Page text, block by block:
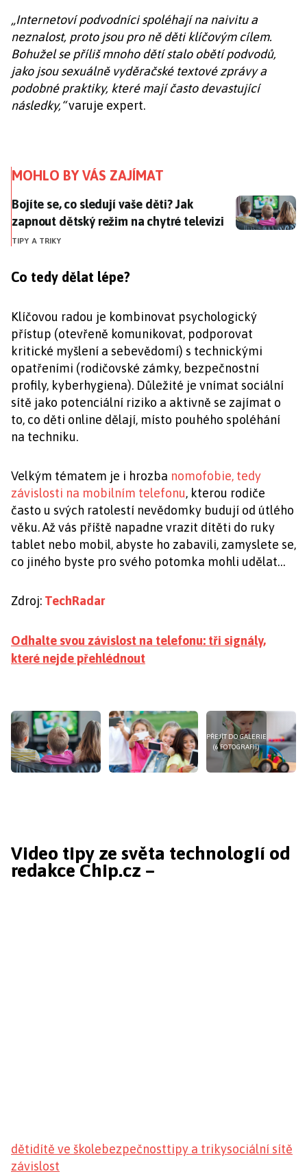
„Internetoví podvodníci spoléhají na naivitu a
neznalost, proto jsou pro ně děti klíčovým cílem.
Bohužel se příliš mnoho dětí stalo obětí podvodů,
jako jsou sexuálně vyděračské textové zprávy a
podobné praktiky, které mají často devastující
následky,“varuje expert.
MOHLO BY VÁS ZAJÍMAT
Bojíte se, co sledují vaše děti? Jak zapnout dětský
Bojíte se, co sledují vaše děti? Jak
zapnout dětský režim na chytré televizi
TIPY A TRIKY
Co tedy dělat lépe?
Klíčovou radou je kombinovat psychologický
přístup (otevřeně komunikovat, podporovat
kritické myšlení a sebevědomí) s technickými
opatřeními (rodičovské zámky, bezpečnostní
profily, kyberhygiena). Důležité je vnímat sociální
sítě jako potenciální riziko a aktivně se zajímat o
to, co děti online dělají, místo pouhého spoléhání
na techniku.
Velkým tématem je i hrozba nomofobie, tedy
závislosti na mobilním telefonu, kterou rodiče
často u svých ratolestí nevědomky budují od útlého
věku. Až vás příště napadne vrazit dítěti do ruky
tablet nebo mobil, abyste ho zabavili, zamyslete se,
co jiného byste pro svého potomka mohli udělat…
Zdroj: TechRadar
Odhalte svou závislost na telefonu: tři signály,
které nejde přehlédnout
PŘEJÍT DO GALERIE
(6 FOTOGRAFIÍ)
Video tipy ze světa technologií od
redakce Chip.cz –
dětidítě ve školebezpečnosttipy a trikysociální sítě
závislost